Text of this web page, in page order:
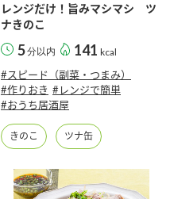
レンジだけ！旨みマシマシ ツ
ナきのこ
5分以内 141 kcal
#スピード（副菜・つまみ）
#作りおき #レンジで簡単
#おうち居酒屋
きのこ ツナ缶